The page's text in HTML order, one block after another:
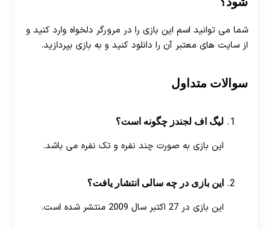
شما می توانید اسم این بازی را در مرورگر دلخواه وارد کنید و
از سایت های معتبر آن را دانلود کنید و به بازی بپردازید.
سوالات متداول
لیگ اف لجندز چگونه است؟
این بازی به صورت چند نفره و تک نفره می باشد.
این بازی در چه سالی انتشار یافت؟
این بازی در 27 اکتبر سال 2009 منتشر شده است.